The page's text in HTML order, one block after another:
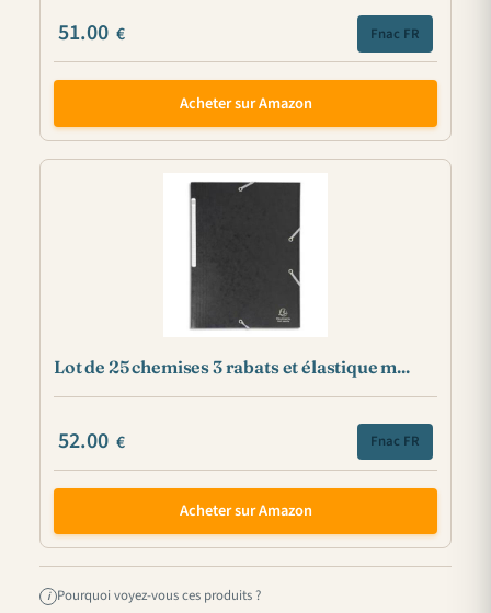
51.00 € Fnac FR
Acheter sur Amazon
Lot de 25 chemises 3 rabats et élastique m...
52.00 € Fnac FR
Acheter sur Amazon
i Pourquoi voyez-vous ces produits ?